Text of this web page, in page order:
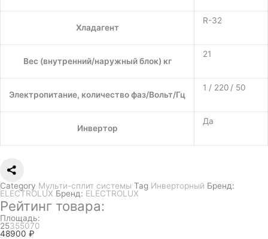
Хладагент
R-32
Вес (внутренний/наружный блок) кг
21
Электропитание, количество фаз/Вольт/Гц
1 / 220 / 50
Инвертор
Да
Category Мульти-сплит системы Tag Инверторный Бренд:
ELECTROLUX Бренд: ELECTROLUX
Рейтинг товара:
Площадь:
25355070
48900 ₽